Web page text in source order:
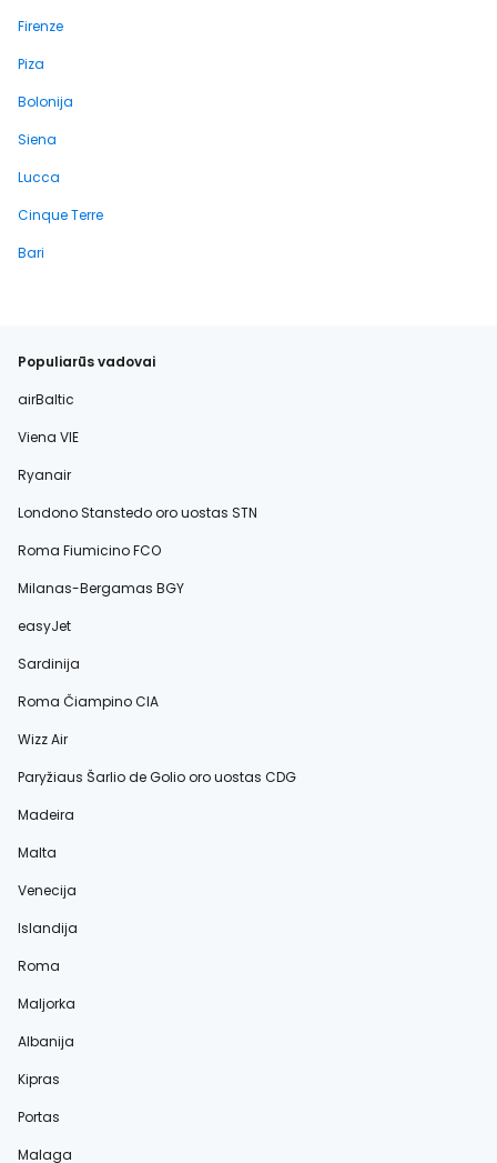
Firenze
Piza
Bolonija
Siena
Lucca
Cinque Terre
Bari
Populiarūs vadovai
airBaltic
Viena VIE
Ryanair
Londono Stanstedo oro uostas STN
Roma Fiumicino FCO
Milanas-Bergamas BGY
easyJet
Sardinija
Roma Čiampino CIA
Wizz Air
Paryžiaus Šarlio de Golio oro uostas CDG
Madeira
Malta
Venecija
Islandija
Roma
Maljorka
Albanija
Kipras
Portas
Malaga